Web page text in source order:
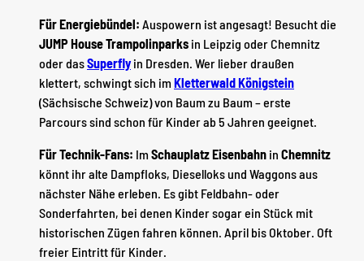
Für Energiebündel: Auspowern ist angesagt! Besucht die
JUMP HouseTrampolinparks in Leipzig oder Chemnitz
oder dasSuperflyin Dresden. Wer lieber draußen
klettert, schwingt sich im Kletterwald Königstein
(Sächsische Schweiz) von Baum zu Baum – erste
Parcours sind schon für Kinder ab 5 Jahren geeignet.
Für Technik-Fans: Im Schauplatz Eisenbahn in Chemnitz
könnt ihr alte Dampfloks, Dieselloks und Waggons aus
nächster Nähe erleben. Es gibt Feldbahn- oder
Sonderfahrten, bei denen Kinder sogar ein Stück mit
historischen Zügen fahren können. April bis Oktober. Oft
freier Eintritt für Kinder.